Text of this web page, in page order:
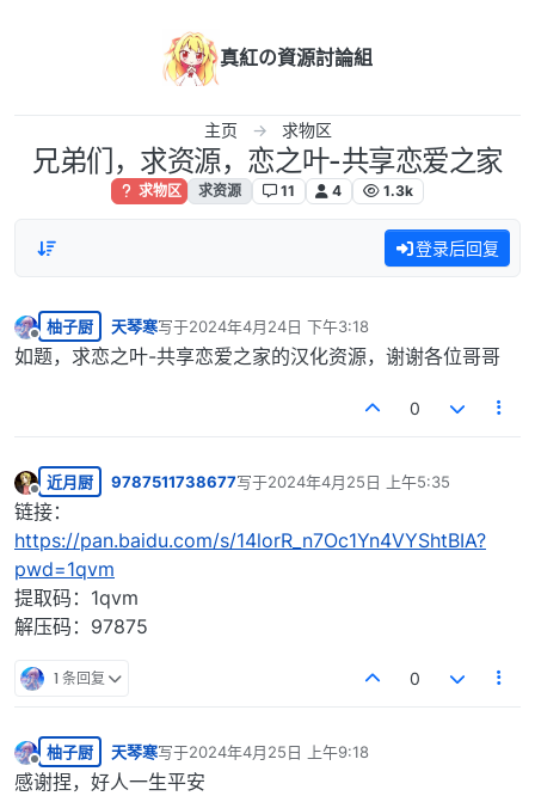
真紅の資源討論組
主页 求物区
兄弟们，求资源，恋之叶-共享恋爱之家
求物区 求资源 11 4 1.3k
登录后回复
离线
柚子厨 天琴寒写于2024年4月24日 下午3:18
最后由 编辑
如题，求恋之叶-共享恋爱之家的汉化资源，谢谢各位哥哥
0
离线
近月厨 9787511738677写于2024年4月25日 上午5:35
最后由 编辑
链接：
https://pan.baidu.com/s/14lorR_n7Oc1Yn4VYShtBIA?
pwd=1qvm
提取码：1qvm
解压码：97875
1 条回复 0
离线
柚子厨 天琴寒写于2024年4月25日 上午9:18
最后由 编辑
感谢捏，好人一生平安